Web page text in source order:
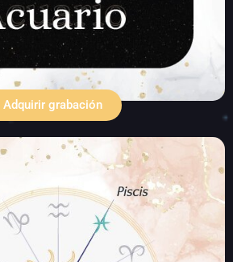
Adquirir grabación